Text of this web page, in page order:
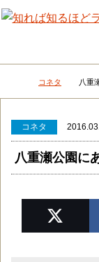
メニュー
DEEokinawaトップ
コネタ 八重
コネタ
八重瀬公園に